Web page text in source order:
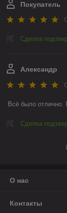
Покупатель
Сделка
Александр
Всё было отлично.
Сделка
О нас
Контакты